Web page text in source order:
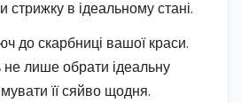
стрижку в ідеальному стані.
до скарбниці вашої краси.
лише обрати ідеальну
її сяйво щодня.